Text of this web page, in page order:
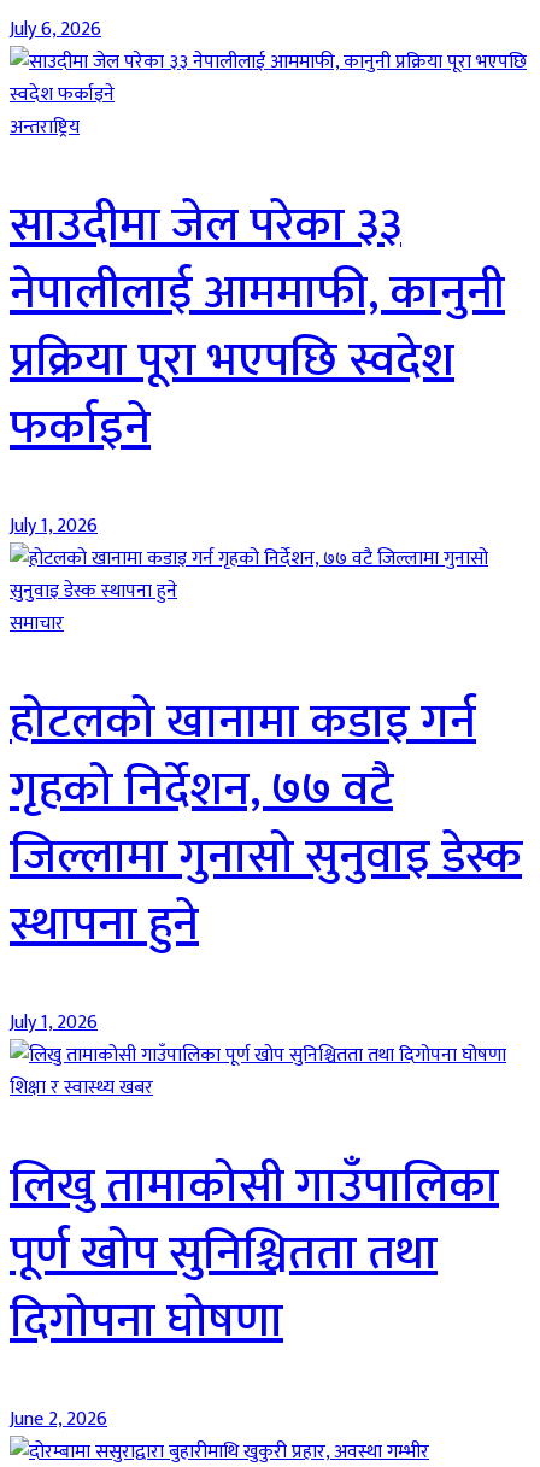
July 6, 2026
अन्तराष्ट्रिय
साउदीमा जेल परेका ३३
नेपालीलाई आममाफी, कानुनी
प्रक्रिया पूरा भएपछि स्वदेश
फर्काइने
July 1, 2026
समाचार
होटलको खानामा कडाइ गर्न
गृहको निर्देशन, ७७ वटै
जिल्लामा गुनासो सुनुवाइ डेस्क
स्थापना हुने
July 1, 2026
शिक्षा र स्वास्थ्य खबर
लिखु तामाकोसी गाउँपालिका
पूर्ण खोप सुनिश्चितता तथा
दिगोपना घोषणा
June 2, 2026